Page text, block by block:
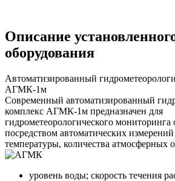
Описание
оборудования
Автоматизированный
АГМК-1м
Современный автоматизированный
комплекс АГМК-1м предназначен для
гидрометеорологического
посредством автоматических
температуры, количества атмосферных
уровень воды; скорость течения